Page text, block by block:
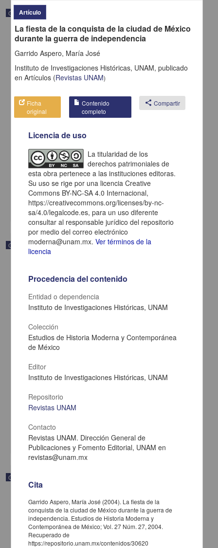
Correspondencia postal
Carta de H. C. Pitman a Francisco I. Madero en la que le solicita
una fotografía
Pitman, H. C.
[sin fecha]
Multidisciplina
Correspondencia postal
en la ranchería de Samalayuca
Pérez, Zeferino
Multidisciplina
Correspondencia postal
Artículo
La fiesta de la conquista de la ciudad de México
durante la guerra de independencia
Garrido Aspero, María José
Instituto de Investigaciones Históricas, UNAM, publicado
enArtículos (Revistas UNAM)
Ficha
original
Contenido
completo
share Compartir
Licencia de uso
La titularidad de los
derechos patrimoniales de
esta obra pertenece a las instituciones editoras.
Su uso se rige por una licencia Creative
Commons BY-NC-SA 4.0 Internacional,
https://creativecommons.org/licenses/by-nc-
sa/4.0/legalcode.es, para un uso diferente
consultar al responsable jurídico del repositorio
por medio del correo electrónico
moderna@unam.mx.Ver términos de la
licencia
Procedencia del contenido
Entidad o dependencia
Instituto de Investigaciones Históricas, UNAM
Colección
Estudios de Historia Moderna y Contemporánea
de México
Editor
Instituto de Investigaciones Históricas, UNAM
Repositorio
Revistas UNAM
Contacto
Revistas UNAM. Dirección General de
Publicaciones y Fomento Editorial, UNAM en
revistas@unam.mx
Cita
Garrido Aspero, María José (2004). La fiesta de la
conquista de la ciudad de México durante la guerra de
independencia. Estudios de Historia Moderna y
Contemporánea de México; Vol. 27 Núm. 27, 2004.
Recuperado de
https://repositorio.unam.mx/contenidos/30620